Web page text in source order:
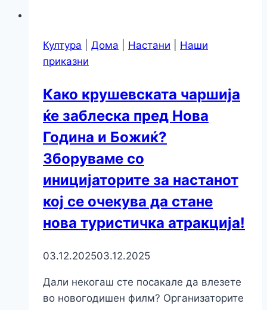
Култура Дома Настани
Наши
приказни
Како крушевската чаршија
ќе заблеска пред Нова
Година и Божиќ?
Зборуваме со
иницијаторите за настанот
кој се очекува да стане
нова туристичка атракција!
03.12.202503.12.2025
Дали некогаш сте посакале да влезете
во новогодишен филм? Организаторите